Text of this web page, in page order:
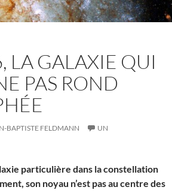
LA GALAXIE QUI
PAS ROND
BAPTISTE FELDMANN
UN
particulière dans la constellation
son noyau n’est pas au centre des